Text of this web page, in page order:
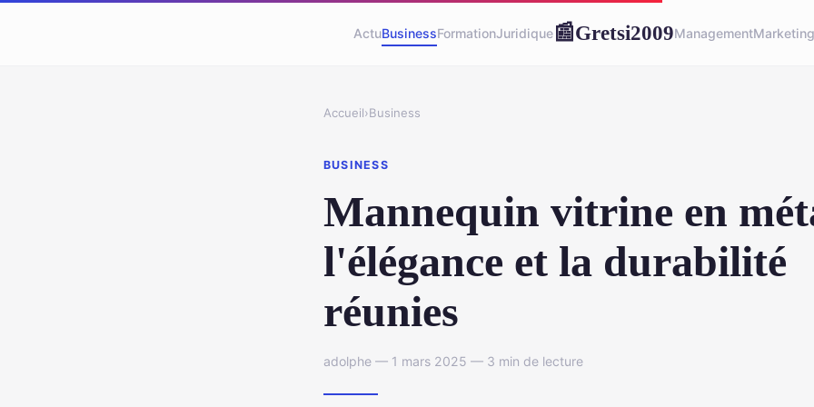
ActuBusinessFormationJuridique📰Gretsi2009ManagementMarketing
Accueil›Business
BUSINESS
Mannequin vitrine en
l'élégance et la durabilité
réunies
adolphe — 1 mars 2025 — 3 min de lecture